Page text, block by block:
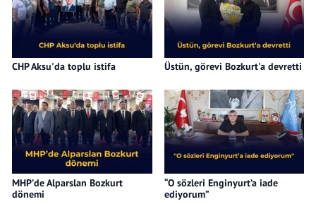
CHP Aksu'da toplu istifa Üstün, görevi Bozkurt'a devretti
MHP’de Alparslan Bozkurt
dönemi
“O sözleri Enginyurt’a iade
ediyorum”